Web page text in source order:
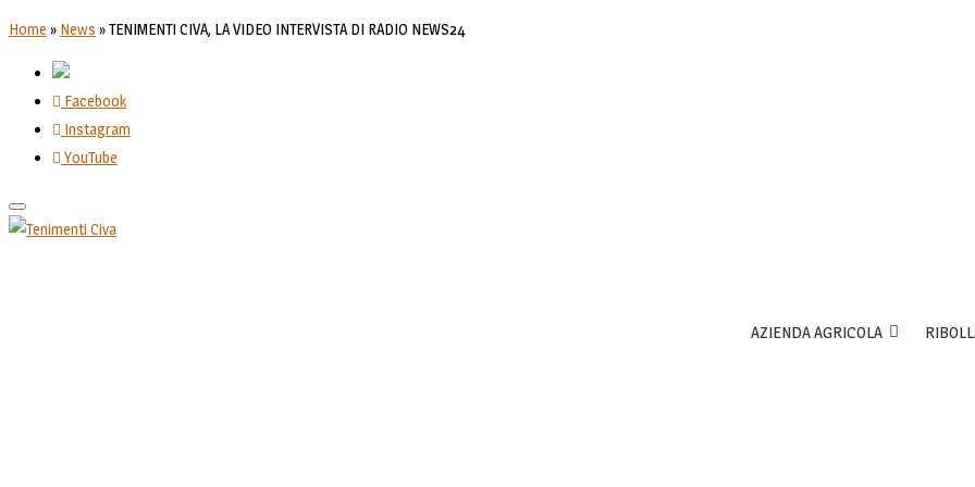
Home » News »TENIMENTI CIVA, LA VIDEO INTERVISTA DI RADIO NEWS24
Facebook
Instagram
YouTube
Toggle
navigation
AZIENDA AGRICOLA